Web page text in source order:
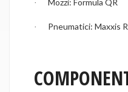
· Mozzi: Formula QR
· Pneumatici: Maxxis